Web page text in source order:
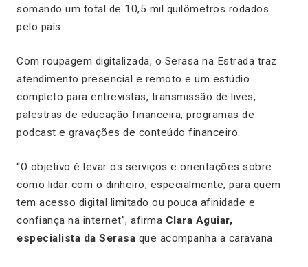
somando um total de 10,5 mil quilômetros rodados
pelo país.
Com roupagem digitalizada, o Serasa na Estrada traz
atendimento presencial e remoto e um estúdio
completo para entrevistas, transmissão de lives,
palestras de educação financeira, programas de
podcast e gravações de conteúdo financeiro.
“O objetivo é levar os serviços e orientações sobre
como lidar com o dinheiro, especialmente, para quem
tem acesso digital limitado ou pouca afinidade e
confiança na internet”, afirma Clara Aguiar,
especialista da Serasa que acompanha a caravana.